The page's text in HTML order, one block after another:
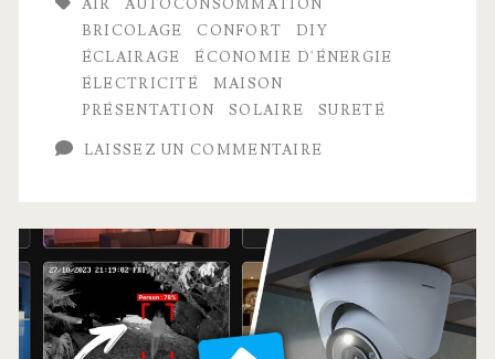
AIR
AUTOCONSOMMATION
BRICOLAGE
CONFORT
DIY
ÉCLAIRAGE
ÉCONOMIE D'ÉNERGIE
ÉLECTRICITÉ
MAISON
PRÉSENTATION
SOLAIRE SURETÉ
LAISSEZ UN COMMENTAIRE